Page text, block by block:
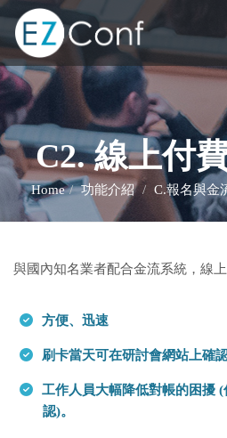
C2. 線上付
Home 功能介紹 C.報名與金
與國內知名業者配合金流系統，線
方便、迅速
刷卡當天可在研討會網站上確
工作人員大幅降低對帳的困擾
認)。